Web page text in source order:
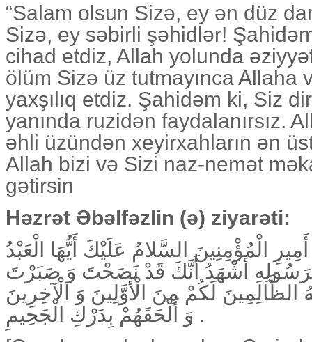
“Salam olsun Sizə, ey ən düz
Sizə, ey səbirli şəhidlər!
cihad etdiz, Allah yolunda
ölüm Sizə üz tutmayınca Allaha
yaxşılıq etdiz. Şahidəm ki, Siz
yanında ruzidən faydalanırsız.
əhli üzündən xeyirxahların ən
Allah bizi və Sizi naz-nemət
gətirsin
Həzrət Əbəlfəzlin (ə) ziyarəti:
الْمُؤْمِنِينَ السَّلامُ عَلَيْكَ أَيُّهَا الْعَبْدُ
لِرَسُولِهِ أَشْهَدُ أَنَّكَ قَدْ نَصَحْتَ وَ صَبَرْتَ
الظَّالِمِينَ لَكُمْ مِنَ الْأَوَّلِينَ وَ الْآخِرِينَ
وَ أَلْحَقَهُمْ بِدَرْكِ الْجَحِيمِ .